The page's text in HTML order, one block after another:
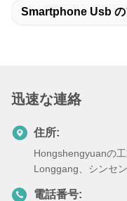
Smartphone Usb の
迅速な連絡
住所:
Hongshengyuanの
Longgang、シンセ
電話番号: